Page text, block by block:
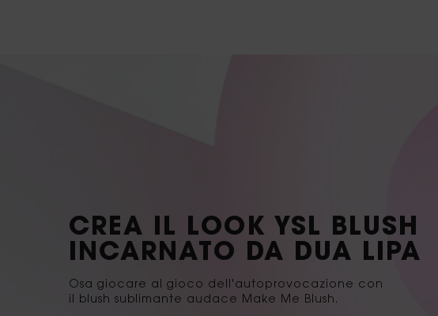
CREA IL LOOK YSL BLUSH
INCARNATO DA DUA LIPA
Osa giocare al gioco dell'autoprovocazione con
il blush sublimante audace Make Me Blush.